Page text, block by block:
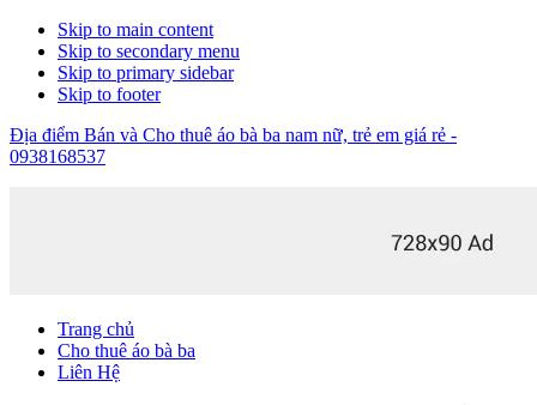
Skip to main content
Skip to secondary menu
Skip to primary sidebar
Skip to footer
Địa điểm Bán và Cho thuê áo bà ba nam nữ, trẻ em giá rẻ -
0938168537
Trang chủ
Cho thuê áo bà ba
Liên Hệ